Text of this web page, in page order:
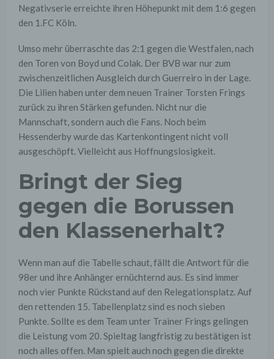
Negativserie erreichte ihren Höhepunkt mit dem 1:6 gegen
den 1.FC Köln.
Umso mehr überraschte das 2:1 gegen die Westfalen, nach
den Toren von Boyd und Colak. Der BVB war nur zum
zwischenzeitlichen Ausgleich durch Guerreiro in der Lage.
Die Lilien haben unter dem neuen Trainer Torsten Frings
zurück zu ihren Stärken gefunden. Nicht nur die
Mannschaft, sondern auch die Fans. Noch beim
Hessenderby wurde das Kartenkontingent nicht voll
ausgeschöpft. Vielleicht aus Hoffnungslosigkeit.
Bringt der Sieg
gegen die Borussen
den Klassenerhalt?
Wenn man auf die Tabelle schaut, fällt die Antwort für die
98er und ihre Anhänger ernüchternd aus. Es sind immer
noch vier Punkte Rückstand auf den Relegationsplatz. Auf
den rettenden 15. Tabellenplatz sind es noch sieben
Punkte. Sollte es dem Team unter Trainer Frings gelingen
die Leistung vom 20. Spieltag langfristig zu bestätigen ist
noch alles offen. Man spielt auch noch gegen die direkte